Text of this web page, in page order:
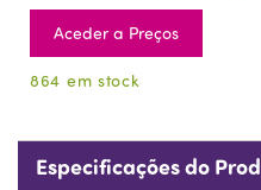
Aceder a Preços
864 em stock
Especificações do